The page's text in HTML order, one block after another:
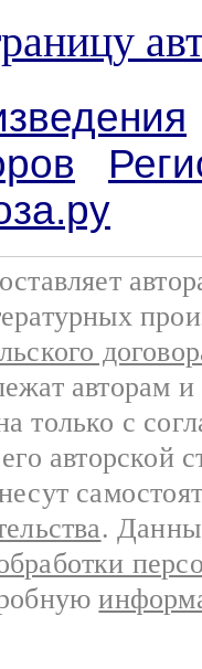
авторам
только с
авторской
.